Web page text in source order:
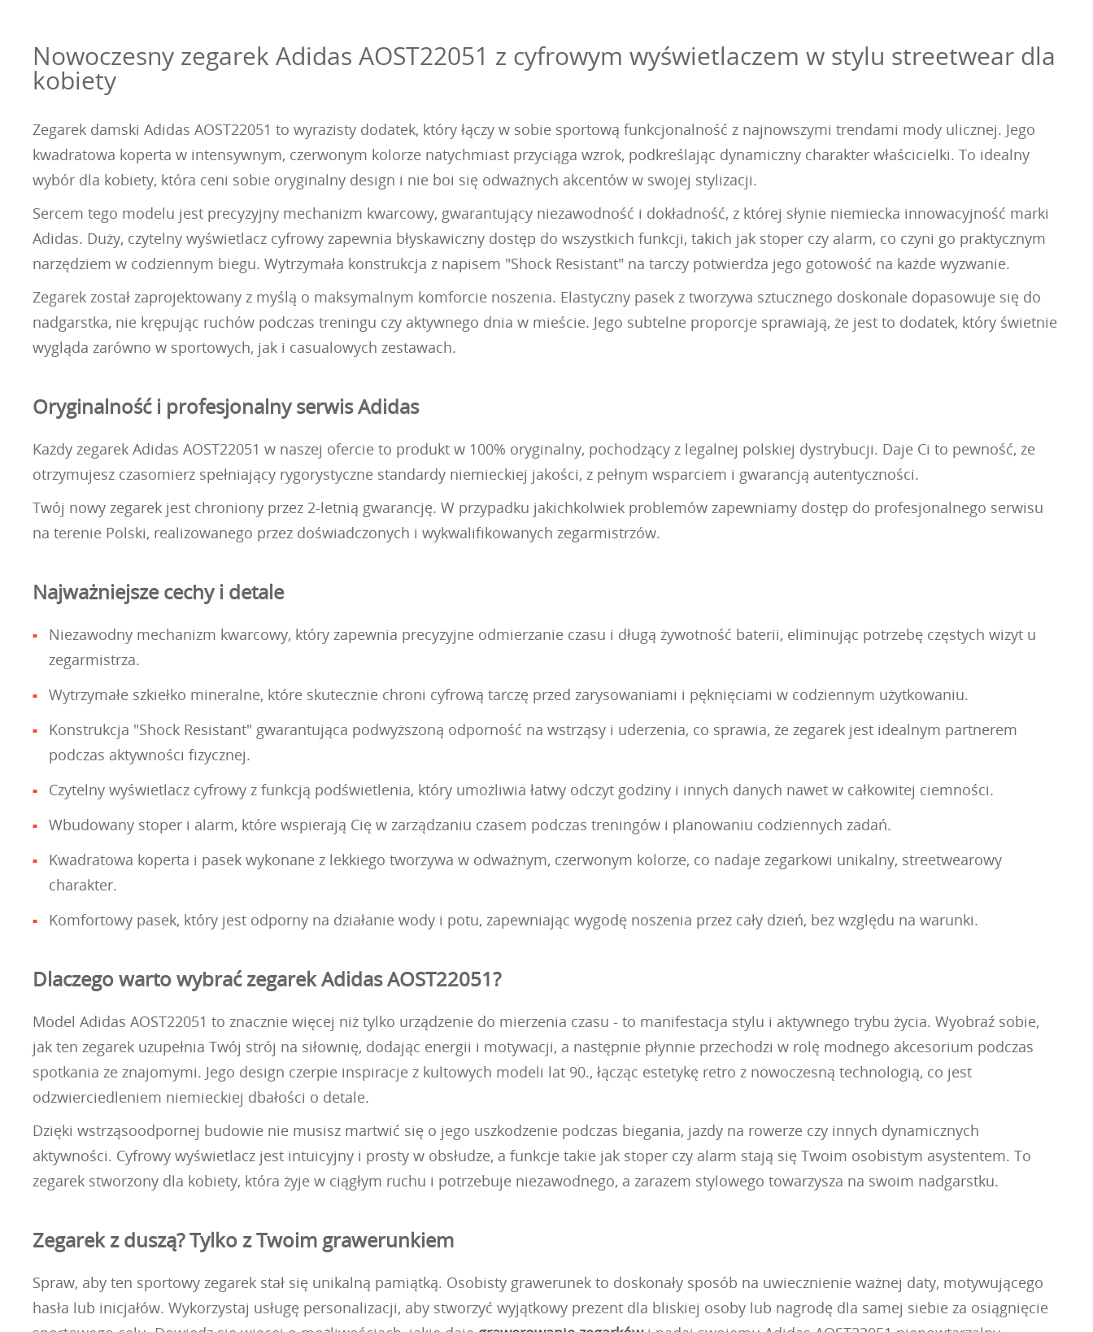
Nowoczesny zegarek Adidas AOST22051 z cyfrowym wyświetlaczem w stylu streetwear dla
kobiety
Zegarek damski Adidas AOST22051 to wyrazisty dodatek, który łączy w sobie sportową funkcjonalność z najnowszymi trendami mody ulicznej. Jego
kwadratowa koperta w intensywnym, czerwonym kolorze natychmiast przyciąga wzrok, podkreślając dynamiczny charakter właścicielki. To idealny
wybór dla kobiety, która ceni sobie oryginalny design i nie boi się odważnych akcentów w swojej stylizacji.
Sercem tego modelu jest precyzyjny mechanizm kwarcowy, gwarantujący niezawodność i dokładność, z której słynie niemiecka innowacyjność marki
Adidas. Duży, czytelny wyświetlacz cyfrowy zapewnia błyskawiczny dostęp do wszystkich funkcji, takich jak stoper czy alarm, co czyni go praktycznym
narzędziem w codziennym biegu. Wytrzymała konstrukcja z napisem "Shock Resistant" na tarczy potwierdza jego gotowość na każde wyzwanie.
Zegarek został zaprojektowany z myślą o maksymalnym komforcie noszenia. Elastyczny pasek z tworzywa sztucznego doskonale dopasowuje się do
nadgarstka, nie krępując ruchów podczas treningu czy aktywnego dnia w mieście. Jego subtelne proporcje sprawiają, że jest to dodatek, który świetnie
wygląda zarówno w sportowych, jak i casualowych zestawach.
Oryginalność i profesjonalny serwis Adidas
Każdy zegarek Adidas AOST22051 w naszej ofercie to produkt w 100% oryginalny, pochodzący z legalnej polskiej dystrybucji. Daje Ci to pewność, że
otrzymujesz czasomierz spełniający rygorystyczne standardy niemieckiej jakości, z pełnym wsparciem i gwarancją autentyczności.
Twój nowy zegarek jest chroniony przez 2-letnią gwarancję. W przypadku jakichkolwiek problemów zapewniamy dostęp do profesjonalnego serwisu
na terenie Polski, realizowanego przez doświadczonych i wykwalifikowanych zegarmistrzów.
Najważniejsze cechy i detale
Niezawodny mechanizm kwarcowy, który zapewnia precyzyjne odmierzanie czasu i długą żywotność baterii, eliminując potrzebę częstych wizyt u
zegarmistrza.
Wytrzymałe szkiełko mineralne, które skutecznie chroni cyfrową tarczę przed zarysowaniami i pęknięciami w codziennym użytkowaniu.
Konstrukcja "Shock Resistant" gwarantująca podwyższoną odporność na wstrząsy i uderzenia, co sprawia, że zegarek jest idealnym partnerem
podczas aktywności fizycznej.
Czytelny wyświetlacz cyfrowy z funkcją podświetlenia, który umożliwia łatwy odczyt godziny i innych danych nawet w całkowitej ciemności.
Wbudowany stoper i alarm, które wspierają Cię w zarządzaniu czasem podczas treningów i planowaniu codziennych zadań.
Kwadratowa koperta i pasek wykonane z lekkiego tworzywa w odważnym, czerwonym kolorze, co nadaje zegarkowi unikalny, streetwearowy
charakter.
Komfortowy pasek, który jest odporny na działanie wody i potu, zapewniając wygodę noszenia przez cały dzień, bez względu na warunki.
Dlaczego warto wybrać zegarek Adidas AOST22051?
Model Adidas AOST22051 to znacznie więcej niż tylko urządzenie do mierzenia czasu - to manifestacja stylu i aktywnego trybu życia. Wyobraź sobie,
jak ten zegarek uzupełnia Twój strój na siłownię, dodając energii i motywacji, a następnie płynnie przechodzi w rolę modnego akcesorium podczas
spotkania ze znajomymi. Jego design czerpie inspiracje z kultowych modeli lat 90., łącząc estetykę retro z nowoczesną technologią, co jest
odzwierciedleniem niemieckiej dbałości o detale.
Dzięki wstrząsoodpornej budowie nie musisz martwić się o jego uszkodzenie podczas biegania, jazdy na rowerze czy innych dynamicznych
aktywności. Cyfrowy wyświetlacz jest intuicyjny i prosty w obsłudze, a funkcje takie jak stoper czy alarm stają się Twoim osobistym asystentem. To
zegarek stworzony dla kobiety, która żyje w ciągłym ruchu i potrzebuje niezawodnego, a zarazem stylowego towarzysza na swoim nadgarstku.
Zegarek z duszą? Tylko z Twoim grawerunkiem
Spraw, aby ten sportowy zegarek stał się unikalną pamiątką. Osobisty grawerunek to doskonały sposób na uwiecznienie ważnej daty, motywującego
hasła lub inicjałów. Wykorzystaj usługę personalizacji, aby stworzyć wyjątkowy prezent dla bliskiej osoby lub nagrodę dla samej siebie za osiągnięcie